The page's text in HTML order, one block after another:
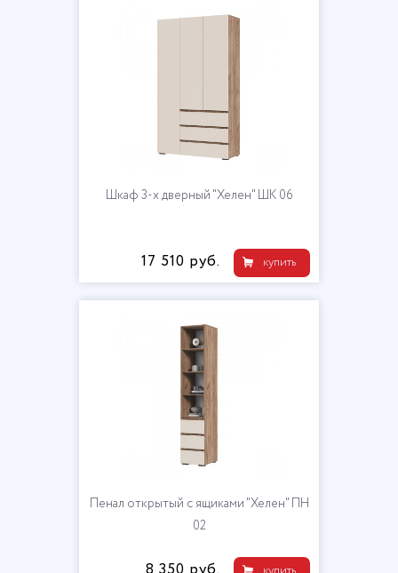
Шкаф 3-х дверный "Хелен" ШК 06
купить
17 510 руб.
Пенал открытый с ящиками "Хелен" ПН
02